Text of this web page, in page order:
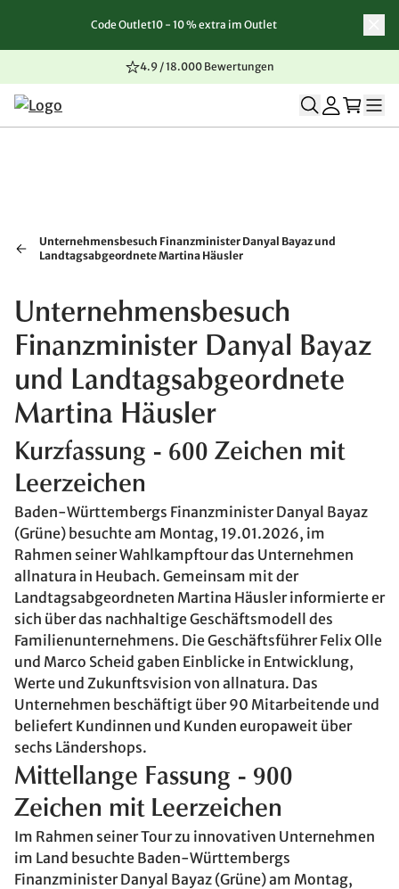
Zum Inhalt springen
Zur Navigation springen
Zum Seitenende springen
Code Outlet10 - 10 % extra im Outlet
4.9 / 18.000 Bewertungen
Unternehmensbesuch Finanzminister Danyal Bayaz und
Landtagsabgeordnete Martina Häusler
Unternehmensbesuch
Finanzminister Danyal Bayaz
und Landtagsabgeordnete
Martina Häusler
Kurzfassung - 600 Zeichen mit
Leerzeichen
Baden-Württembergs Finanzminister Danyal Bayaz
(Grüne) besuchte am Montag, 19.01.2026, im
Rahmen seiner Wahlkampftour das Unternehmen
allnatura in Heubach. Gemeinsam mit der
Landtagsabgeordneten Martina Häusler informierte er
sich über das nachhaltige Geschäftsmodell des
Familienunternehmens. Die Geschäftsführer Felix Olle
und Marco Scheid gaben Einblicke in Entwicklung,
Werte und Zukunftsvision von allnatura. Das
Unternehmen beschäftigt über 90 Mitarbeitende und
beliefert Kundinnen und Kunden europaweit über
sechs Ländershops.
Mittellange Fassung - 900
Zeichen mit Leerzeichen
Im Rahmen seiner Tour zu innovativen Unternehmen
im Land besuchte Baden-Württembergs
Finanzminister Danyal Bayaz (Grüne) am Montag,